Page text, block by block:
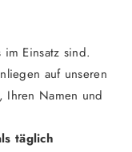
Einsatz sind.
auf unseren
Ihren Namen und
täglich